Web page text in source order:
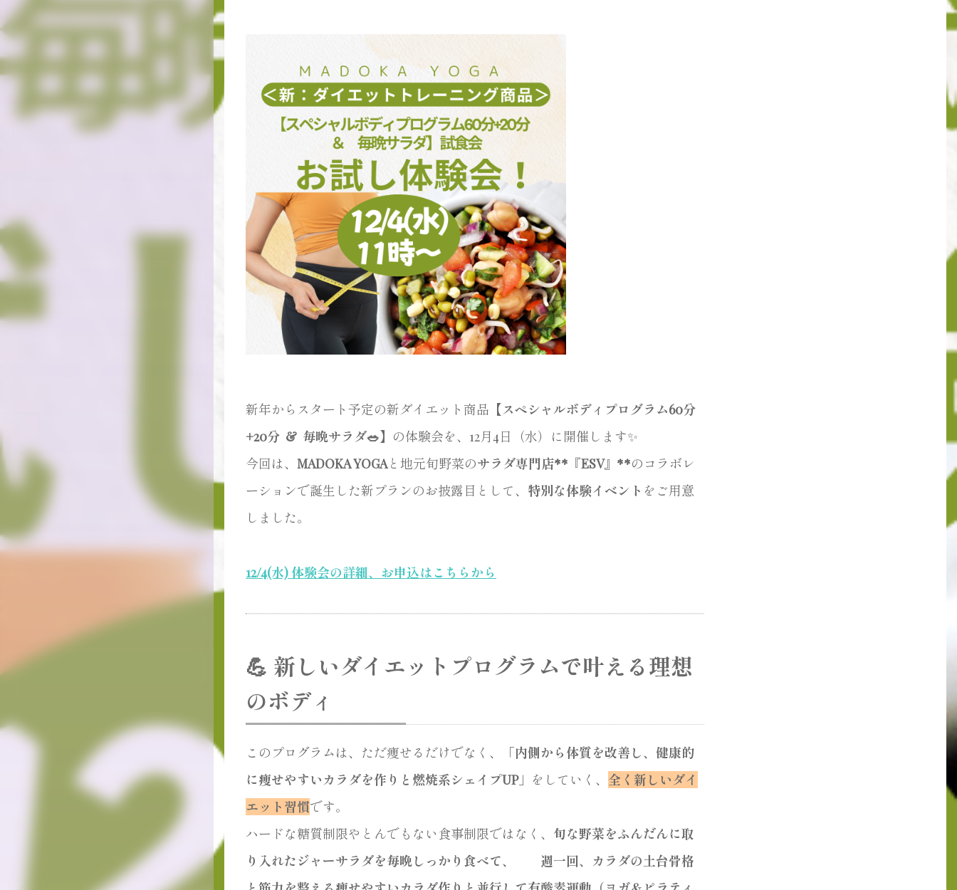
新年からスタート予定の新ダイエット商品【スペシャルボディプログラム60分
+20分 & 毎晩サラダ🥗】の体験会を、12月4日（水）に開催します✨
今回は、 MADOKA YOGAと地元旬野菜のサラダ専門店**『ESV』**のコラボレ
ーションで誕生した新プランのお披露目として、 特別な体験イベント をご用意
しました。
12/4(水) 体験会の詳細、お申込はこちらから
💪 新しいダイエットプログラムで叶える理想
のボディ
このプログラムは、ただ痩せるだけでなく、「内側から体質を改善し、健康的
に痩せやすいカラダを作りと燃焼系シェイプUP」をしていく、 全く新しいダイ
エット習慣です。
ハードな糖質制限やとんでもない食事制限ではなく、 旬な野菜をふんだんに取
り入れたジャーサラダを毎晩しっかり食べて、 週一回、 カラダの土台骨格